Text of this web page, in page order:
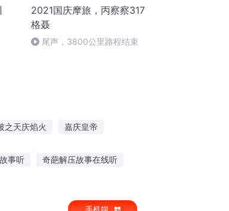
2021国庆摩旅，丙察察317
格聂
尾声，3800公里路程结束
之天庆焰火 嘉庆皇帝
事听 奇葩解压故事在线听